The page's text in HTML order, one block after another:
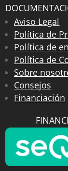
Aviso Legal
Política de
Política de
Política de
Sobre
Consejos
Financiación